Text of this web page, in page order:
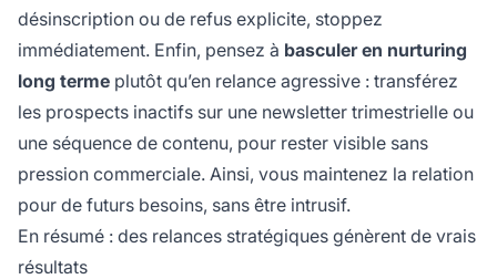
désinscription ou de refus explicite, stoppez
immédiatement. Enfin, pensez à basculer en nurturing
long terme plutôt qu’en relance agressive : transférez
les prospects inactifs sur une newsletter trimestrielle ou
une séquence de contenu, pour rester visible sans
pression commerciale. Ainsi, vous maintenez la relation
pour de futurs besoins, sans être intrusif.
En résumé : des relances stratégiques génèrent de vrais
résultats